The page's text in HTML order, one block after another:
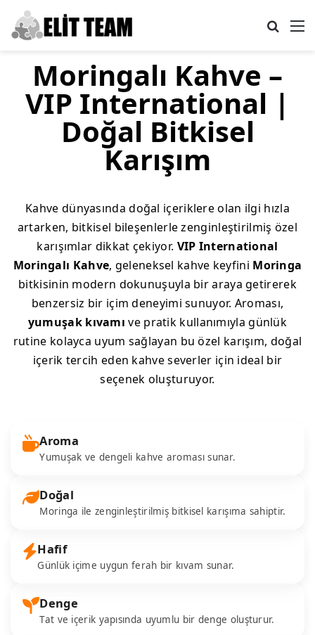
Moringalı Kahve –
VIP International |
Doğal Bitkisel
Karışım
Kahve dünyasında doğal içeriklere olan ilgi hızla
artarken, bitkisel bileşenlerle zenginleştirilmiş özel
karışımlar dikkat çekiyor. VIP International
Moringalı Kahve, geleneksel kahve keyfini Moringa
bitkisinin modern dokunuşuyla bir araya getirerek
benzersiz bir içim deneyimi sunuyor. Aroması,
yumuşak kıvamı ve pratik kullanımıyla günlük
rutine kolayca uyum sağlayan bu özel karışım, doğal
içerik tercih eden kahve severler için ideal bir
seçenek oluşturuyor.
Aroma
Yumuşak ve dengeli kahve aroması sunar.
Doğal
Moringa ile zenginleştirilmiş bitkisel karışıma sahiptir.
Hafif
Günlük içime uygun ferah bir kıvam sunar.
Denge
Tat ve içerik yapısında uyumlu bir denge oluşturur.